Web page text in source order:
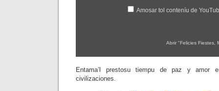
Amosar tol conteníu de
Abrir "Felicies Fiestes,
Entama’l prestosu tiempu de paz y amor
civilizaciones.